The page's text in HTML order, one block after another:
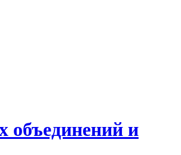
объединений и